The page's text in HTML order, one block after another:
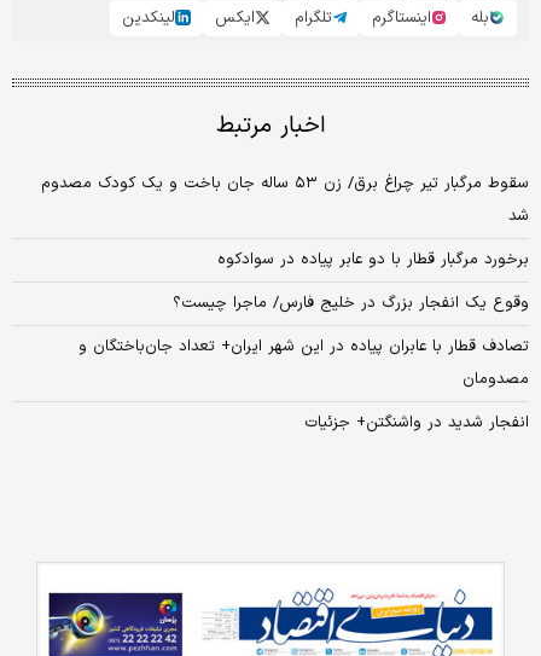
بله
اینستاگرم تلگرام ایکس لینکدین
اخبار مرتبط
سقوط مرگبار تیر چراغ برق/ زن ۵۳ ساله جان باخت و یک کودک مصدوم
شد
برخورد مرگبار قطار با دو عابر پیاده در سوادکوه
وقوع یک انفجار بزرگ در خلیج فارس/ ماجرا چیست؟
تصادف قطار با عابران پیاده در این شهر ایران+ تعداد جان‌باختگان و
مصدومان
انفجار شدید در واشنگتن+ جزئیات